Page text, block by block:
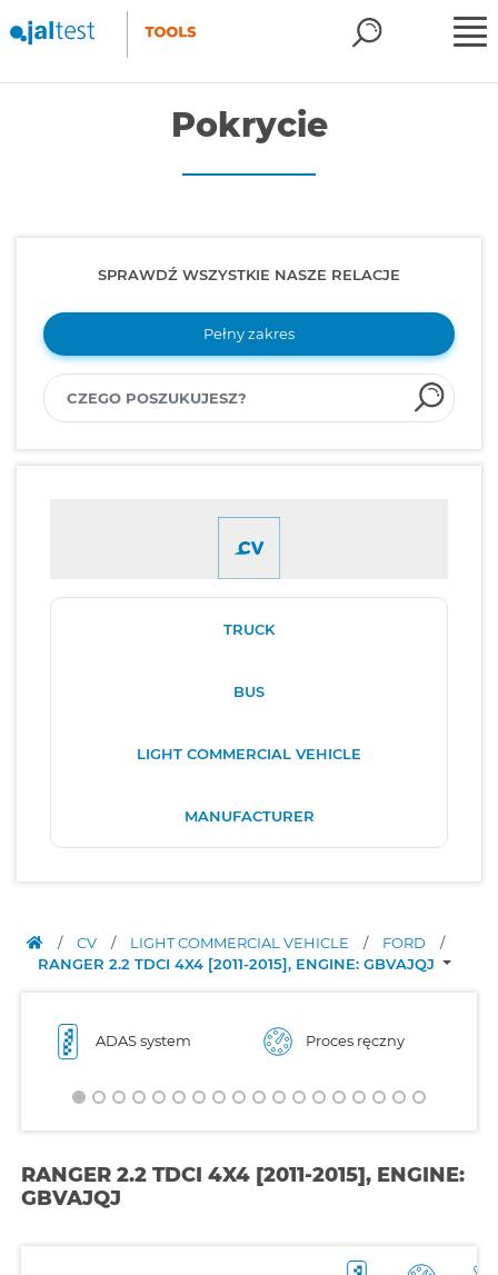
Pokrycie
SPRAWDŹ WSZYSTKIE NASZE RELACJE
Pełny zakres
TRUCK
BUS
LIGHT COMMERCIAL VEHICLE
MANUFACTURER
/ CV / LIGHT COMMERCIAL VEHICLE / FORD
/
RANGER 2.2 TDCI 4X4 [2011-2015], ENGINE: GBVAJQJ
ADAS system Proces ręczny
RANGER 2.2 TDCI 4X4 [2011-2015], ENGINE:
GBVAJQJ